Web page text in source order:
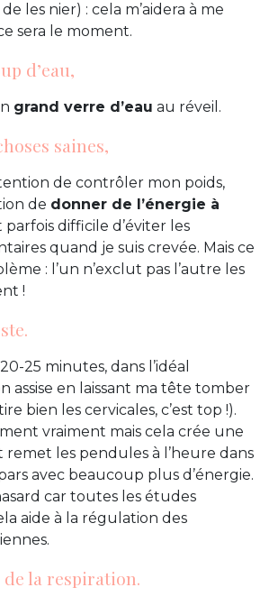
les nier) : cela m’aidera à me
sera le moment.
d’eau,
grand verre d’eau au réveil.
saines,
de contrôler mon poids,
de donner de l’énergie à
parfois difficile d’éviter les
quand je suis crevée. Mais ce
: l’un n’exclut pas l’autre les
!
25 minutes, dans l’idéal
assise en laissant ma tête tomber
bien les cervicales, c’est top !).
vraiment mais cela crée une
remet les pendules à l’heure dans
avec beaucoup plus d’énergie.
car toutes les études
aide à la régulation des
de la respiration.